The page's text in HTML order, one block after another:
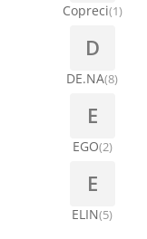
Copreci(1)
D
DE.NA(8)
E
EGO(2)
E
ELIN(5)